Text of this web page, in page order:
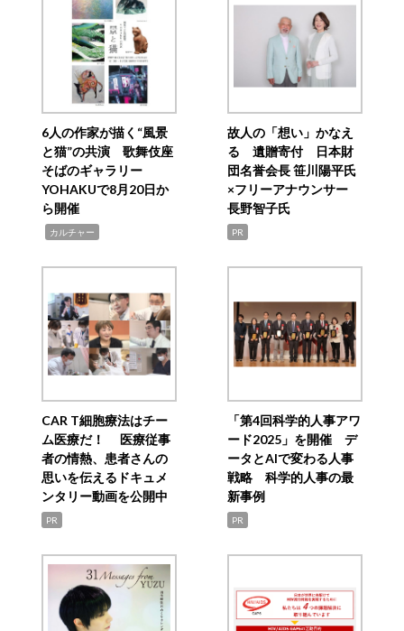
6人の作家が描く“風景
と猫”の共演 歌舞伎座
そばのギャラリー
YOHAKUで8月20日か
ら開催
カルチャー
故人の「想い」かなえ
る 遺贈寄付 日本財
団名誉会長 笹川陽平氏
×フリーアナウンサー
長野智子氏
PR
CAR T細胞療法はチー
ム医療だ！ 医療従事
者の情熱、患者さんの
思いを伝えるドキュメ
ンタリー動画を公開中
PR
「第4回科学的人事アワ
ード2025」を開催 デ
ータとAIで変わる人事
戦略 科学的人事の最
新事例
PR